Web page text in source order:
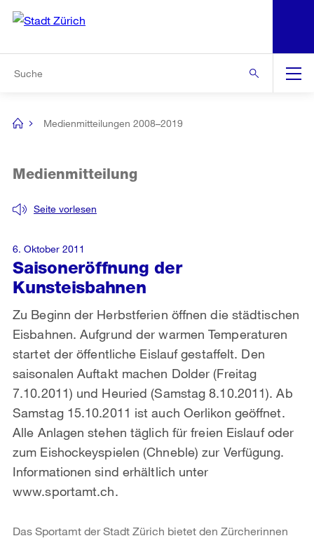
Navigation
[no
Medienmitteilungen 2008–2019
Saisoneröffnung der
Kunsteisbahnen
Seite vorlesen
Medienmitteilung
Zu Beginn der Herbstferien öffnen die städtischen
Eisbahnen. Aufgrund der warmen Temperaturen
startet der öffentliche Eislauf gestaffelt. Den
saisonalen Auftakt machen Dolder (Freitag
7.10.2011) und Heuried (Samstag 8.10.2011). Ab
Samstag 15.10.2011 ist auch Oerlikon geöffnet.
Alle Anlagen stehen täglich für freien Eislauf oder
zum Eishockeyspielen (Chneble) zur Verfügung.
Informationen sind erhältlich unter
www.sportamt.ch.
6. Oktober 2011
Das Sportamt der Stadt Zürich bietet den Zürcherinnen